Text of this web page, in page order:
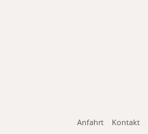
Anfahrt Kontakt